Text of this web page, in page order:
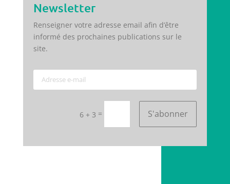
Newsletter
Renseigner votre adresse email afin d’être
informé des prochaines publications sur le
site.
6 + 3 = S'abonner